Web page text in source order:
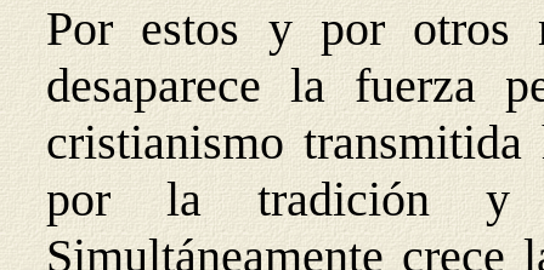
Por estos y por otros
desaparece la fuerza
cristianismo transmitida
por la tradición y
Simultáneamente crece